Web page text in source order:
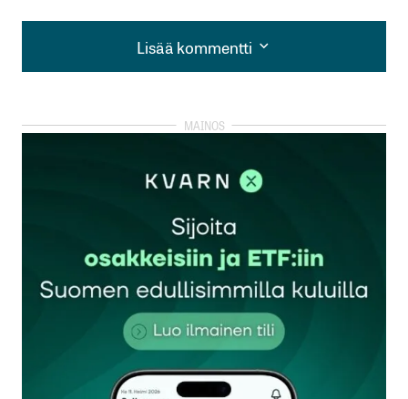
Lisää kommentti
Lisää kommentti
kirjautua
rekisteröityä
Sähköpostiosoitettasi ei julkaista.Pakolliset
kentät on merkitty*
Kommentti*